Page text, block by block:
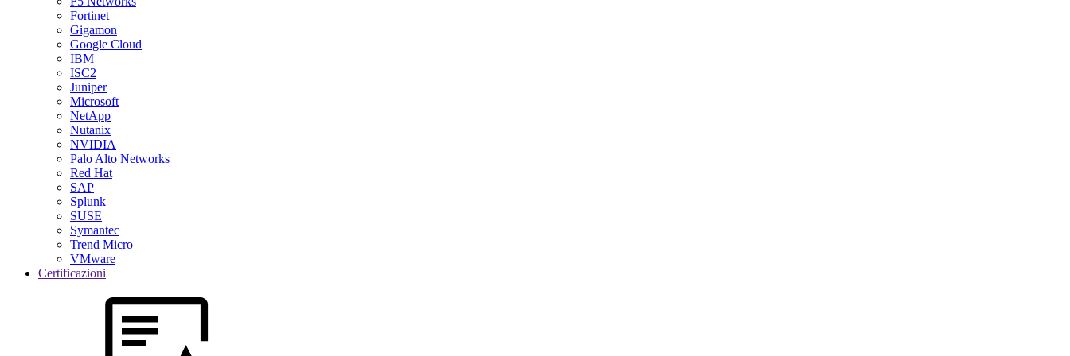
Fortinet
Gigamon
Google Cloud
IBM
ISC2
Juniper
Microsoft
NetApp
Nutanix
NVIDIA
Palo Alto Networks
Red Hat
SAP
Splunk
SUSE
Symantec
Trend Micro
VMware
Certificazioni